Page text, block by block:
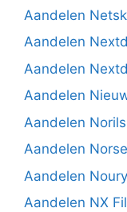
Aandelen
Aandelen
Aandelen
Aandelen
Aandelen
Aandelen
Aandelen
Aandelen NX